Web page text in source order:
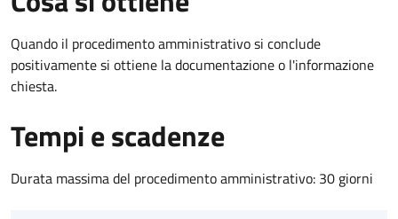
Quando il procedimento amministrativo si conclude
positivamente si ottiene la documentazione o l'informazione
chiesta.
Tempi e scadenze
Durata massima del procedimento amministrativo: 30 giorni